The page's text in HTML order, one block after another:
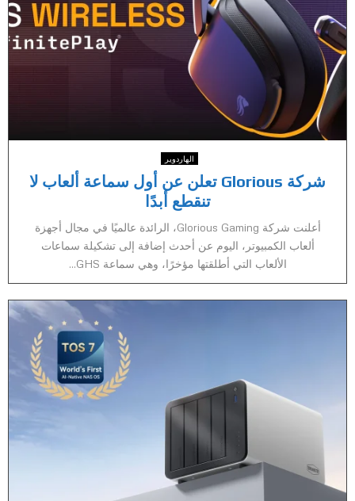
الهاردوير
شركة Glorious تعلن عن أول سماعة ألعاب لا
تنقطع أبدًا
أعلنت شركة Glorious Gaming، الرائدة عالميًا في مجال أجهزة
ألعاب الكمبيوتر، اليوم عن أحدث إضافة إلى تشكيلة سماعات
الألعاب التي أطلقتها مؤخرًا، وهي سماعة GHS...